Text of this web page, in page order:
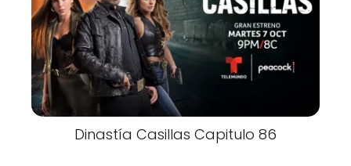
Dinastía Casillas Capitulo 86